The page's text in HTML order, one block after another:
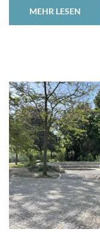
MEHR LESEN